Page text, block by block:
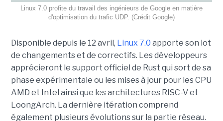
Linux 7.0 profite du travail des ingénieurs de Google en matière
d'optimisation du trafic UDP. (Crédit Google)
Disponible depuis le 12 avril, Linux 7.0 apporte son lot
de changements et de correctifs. Les développeurs
apprécieront le support officiel de Rust qui sort de sa
phase expérimentale ou les mises à jour pour les CPU
AMD et Intel ainsi que les architectures RISC-V et
LoongArch. La dernière itération comprend
également plusieurs évolutions sur la partie réseau.